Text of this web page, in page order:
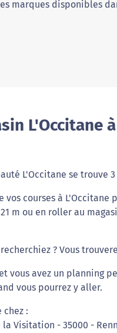
marques disponibles
L'Occitane
L'Occitane se trouve
courses à L'Occitane
m ou en roller au
? Vous
vous avez un planning
vous pourrez y aller.
chez :
la Visitation - 35000 -